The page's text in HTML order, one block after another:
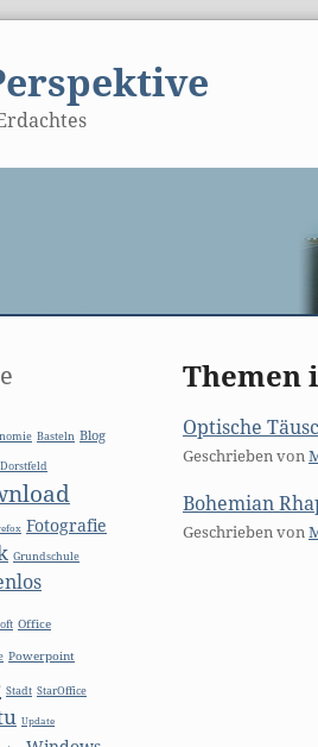
Themen
Optische
Geschrieben von
Bohemian
Geschrieben von
Basteln Blog
Dorstfeld
Fotografie
Grundschule
Office
Powerpoint
Stadt StarOffice
Update